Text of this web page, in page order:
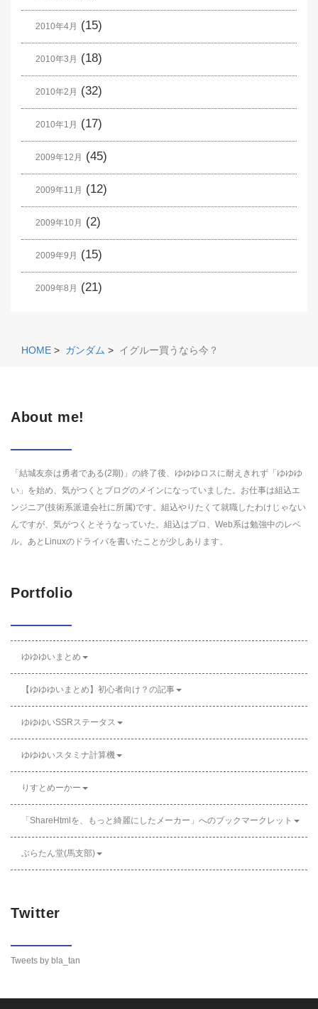
2010年4月 (15)
2010年3月 (18)
2010年2月 (32)
2010年1月 (17)
2009年12月 (45)
2009年11月 (12)
2009年10月 (2)
2009年9月 (15)
2009年8月 (21)
HOME > ガンダム > イグルー買うなら今？
About me!
「結城友奈は勇者である(2期)」の終了後、ゆゆゆロスに耐えきれず「ゆゆゆ
い」を始め、気がつくとブログのメインになっていました。お仕事は組込エ
ンジニア(技術系派遣会社に所属)です。組込やりたくて就職したわけじゃない
んですが、気がつくとそうなっていた。組込はプロ、Web系は勉強中のレベ
ル。あとLinuxのドライバを書いたことが少しあります。
Portfolio
ゆゆゆいまとめ
【ゆゆゆいまとめ】初心者向け？の記事
ゆゆゆいSSRステータス
ゆゆゆいスタミナ計算機
りすとめーかー
「ShareHtmlを、もっと綺麗にしたメーカー」へのブックマークレット
ぶらたん堂(馬支部)
Twitter
Tweets by bla_tan